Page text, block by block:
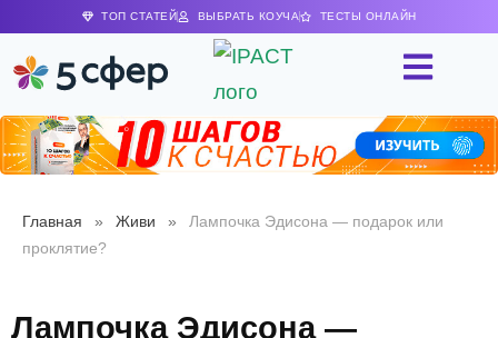
ТОП СТАТЕЙ ВЫБРАТЬ КОУЧА ТЕСТЫ ОНЛАЙН
Главная » Живи »
Лампочка Эдисона — подарок или
проклятие?
Лампочка Эдисона —